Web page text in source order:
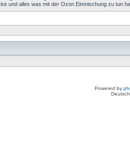
und alles was mit der Ozon Einmischung zu tun
Powered by